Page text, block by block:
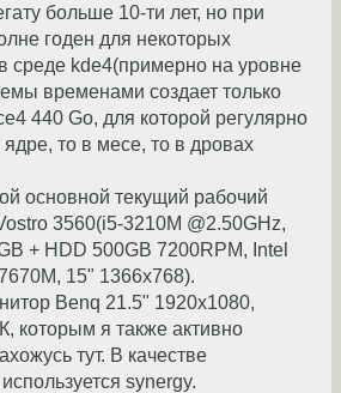
больше 10-ти лет, но при
годен для некоторых
среде kde4(примерно на уровне
временами создает только
440 Go, для которой регулярно
то в месе, то в дровах
основной текущий рабочий
3560(i5-3210M @2.50GHz,
+ HDD 500GB 7200RPM, Intel
15" 1366x768).
Benq 21.5" 1920x1080,
которым я также активно
тут. В качестве
synergy.